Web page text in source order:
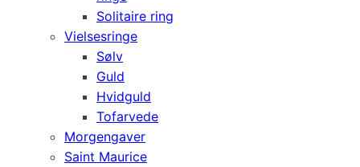
Solitaire ring
Vielsesringe
Sølv
Guld
Hvidguld
Tofarvede
Morgengaver
Saint Maurice